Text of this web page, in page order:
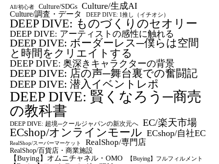
All/初心者 Culture/SDGs Culture/生成AI
Culture/調査・データ DEEP DIVE: 1推し（イチオシ）
DEEP DIVE: ものづくりのセオリー
DEEP DIVE: アーティストの感性に触れる
DEEP DIVE: ボーダーレス─僕らは空間
と時間をクリエイトする
DEEP DIVE: 奥深きキャラクターの背景
DEEP DIVE: 店の声─舞台裏での奮闘記
DEEP DIVE: 潜入イベントレポ
DEEP DIVE: 賢くなろう─商売
の教科書
DEEP DIVE: 超境─クールジャパンの新次元へ EC/楽天市場
ECshop/オンラインモール ECshop/自社EC
RealShop/スーパーマーケット RealShop/専門店
RealShop/百貨店・商業施設
【Buying】オムニチャネル・OMO
【Buying】フルフィルメント